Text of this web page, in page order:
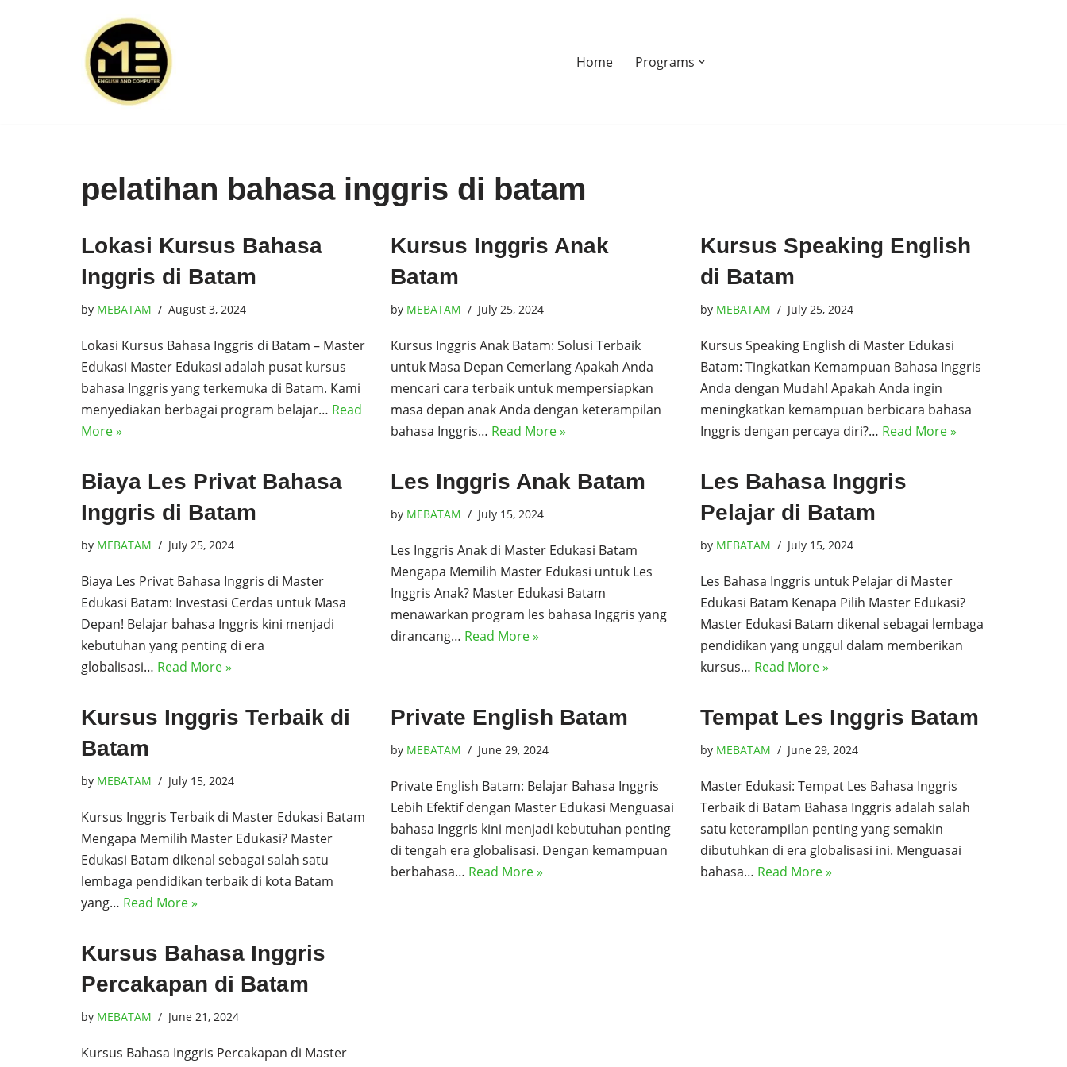
Home Programs
pelatihan bahasa inggris di batam
Lokasi Kursus Bahasa
Inggris di Batam
by MEBATAM August 3, 2024
Lokasi Kursus Bahasa Inggris di Batam – Master
Edukasi Master Edukasi adalah pusat kursus
bahasa Inggris yang terkemuka di Batam. Kami
menyediakan berbagai program belajar… Read
More »
Kursus Inggris Anak
Batam
by MEBATAM July 25, 2024
Kursus Inggris Anak Batam: Solusi Terbaik
untuk Masa Depan Cemerlang Apakah Anda
mencari cara terbaik untuk mempersiapkan
masa depan anak Anda dengan keterampilan
bahasa Inggris… Read More »
Kursus Speaking English
di Batam
by MEBATAM July 25, 2024
Kursus Speaking English di Master Edukasi
Batam: Tingkatkan Kemampuan Bahasa Inggris
Anda dengan Mudah! Apakah Anda ingin
meningkatkan kemampuan berbicara bahasa
Inggris dengan percaya diri?… Read More »
Biaya Les Privat Bahasa
Inggris di Batam
by MEBATAM July 25, 2024
Biaya Les Privat Bahasa Inggris di Master
Edukasi Batam: Investasi Cerdas untuk Masa
Depan! Belajar bahasa Inggris kini menjadi
kebutuhan yang penting di era
globalisasi… Read More »
Les Inggris Anak Batam
by MEBATAM July 15, 2024
Les Inggris Anak di Master Edukasi Batam
Mengapa Memilih Master Edukasi untuk Les
Inggris Anak? Master Edukasi Batam
menawarkan program les bahasa Inggris yang
dirancang… Read More »
Les Bahasa Inggris
Pelajar di Batam
by MEBATAM July 15, 2024
Les Bahasa Inggris untuk Pelajar di Master
Edukasi Batam Kenapa Pilih Master Edukasi?
Master Edukasi Batam dikenal sebagai lembaga
pendidikan yang unggul dalam memberikan
kursus… Read More »
Kursus Inggris Terbaik di
Batam
by MEBATAM July 15, 2024
Kursus Inggris Terbaik di Master Edukasi Batam
Mengapa Memilih Master Edukasi? Master
Edukasi Batam dikenal sebagai salah satu
lembaga pendidikan terbaik di kota Batam
yang… Read More »
Private English Batam
by MEBATAM June 29, 2024
Private English Batam: Belajar Bahasa Inggris
Lebih Efektif dengan Master Edukasi Menguasai
bahasa Inggris kini menjadi kebutuhan penting
di tengah era globalisasi. Dengan kemampuan
berbahasa… Read More »
Tempat Les Inggris Batam
by MEBATAM June 29, 2024
Master Edukasi: Tempat Les Bahasa Inggris
Terbaik di Batam Bahasa Inggris adalah salah
satu keterampilan penting yang semakin
dibutuhkan di era globalisasi ini. Menguasai
bahasa… Read More »
Kursus Bahasa Inggris
Percakapan di Batam
by MEBATAM June 21, 2024
Kursus Bahasa Inggris Percakapan di Master